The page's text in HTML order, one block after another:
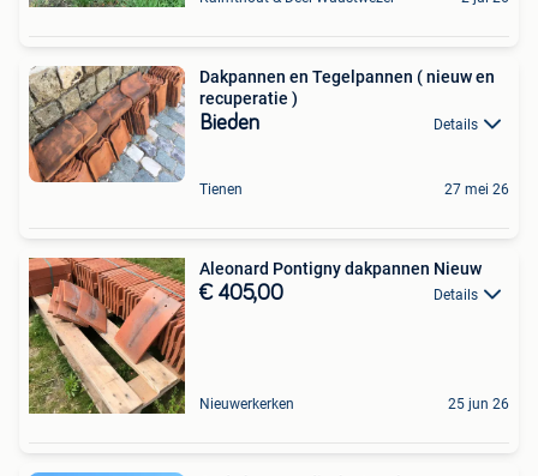
Dakpannen en Tegelpannen ( nieuw en
recuperatie )
Bieden Details
Tienen 27 mei 26
Aleonard Pontigny dakpannen Nieuw
€ 405,00 Details
Nieuwerkerken 25 jun 26